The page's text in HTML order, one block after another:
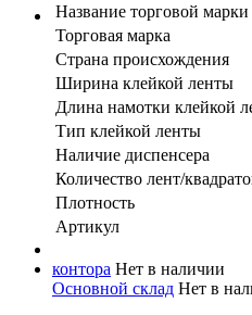
Название торговой марки
Торговая марка
Страна происхождения
Ширина клейкой ленты
Длина намотки клейкой
Тип клейкой ленты
Наличие диспенсера
Количество лент/
Плотность
Артикул
контора Нет в наличии
Основной склад Нет в